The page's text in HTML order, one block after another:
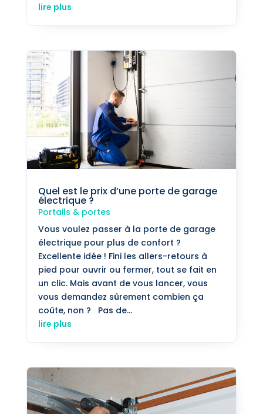
lire plus
Quel est le prix d’une porte de garage
électrique ?
Portails & portes
Vous voulez passer à la porte de garage
électrique pour plus de confort ?
Excellente idée ! Fini les allers-retours à
pied pour ouvrir ou fermer, tout se fait en
un clic. Mais avant de vous lancer, vous
vous demandez sûrement combien ça
coûte, non ? Pas de...
lire plus